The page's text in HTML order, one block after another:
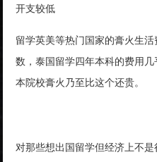
开支较低
留学英美等热门国家的膏火生
数，泰国留学四年本科的费用
本院校膏火乃至比这个还贵。
对那些想出国留学但经济上不